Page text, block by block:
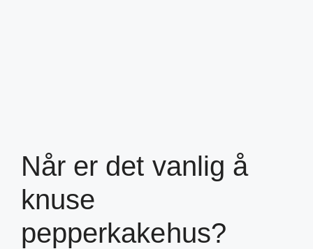
Når er det vanlig å
knuse
pepperkakehus?